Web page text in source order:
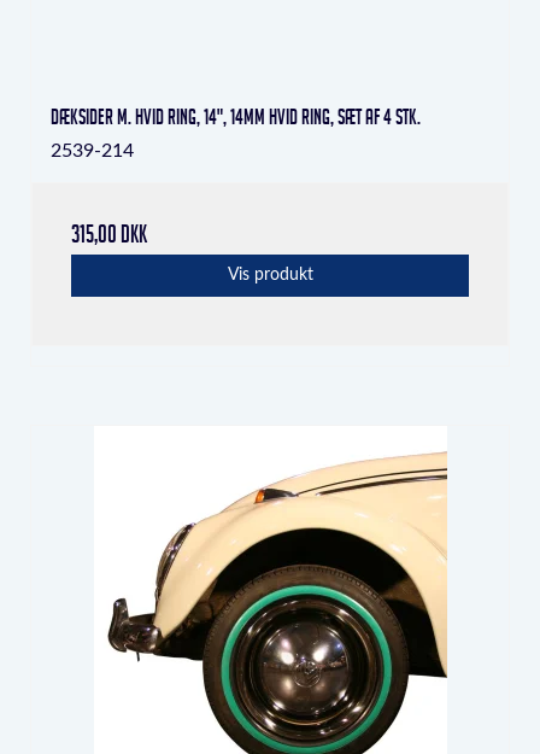
Dæksider m. hvid ring, 14", 14mm hvid ring, sæt af 4 stk.
2539-214
315,00 DKK
Vis produkt